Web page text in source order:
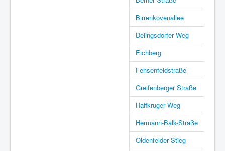
Birrenkovenallee
Delingsdorfer Weg
Eichberg
Fehsenfeldstraße
Greifenberger Straße
Haffkruger Weg
Hermann-Balk-Straße
Oldenfelder Stieg